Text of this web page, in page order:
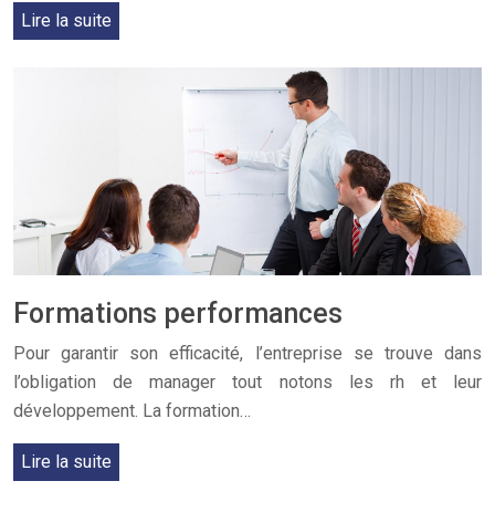
Lire la suite
Formations performances
Pour garantir son efficacité, l’entreprise se trouve dans
l’obligation de manager tout notons les rh et leur
développement. La formation…
Lire la suite